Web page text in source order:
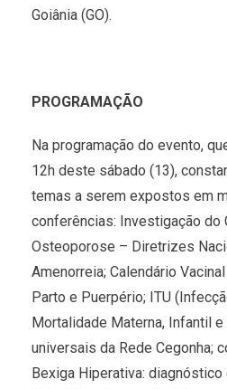
Goiânia (GO).
PROGRAMAÇÃO
Na programação do evento,
12h deste sábado (13),
temas a serem expostos em
conferências: Investigação do
Osteoporose – Diretrizes
Amenorreia; Calendário
Parto e Puerpério; ITU
Mortalidade Materna, Infantil
universais da Rede Cegonha;
Bexiga Hiperativa: diagnóstico